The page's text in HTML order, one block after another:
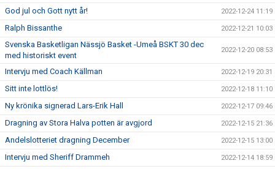
God jul och Gott nytt år! 2022-12-24 11:19
Ralph Bissanthe 2022-12-21 10:03
Svenska Basketligan Nässjö Basket -Umeå BSKT 30 dec
med historiskt event
2022-12-20 08:53
Intervju med Coach Källman 2022-12-19 20:31
Sitt inte lottlös! 2022-12-18 11:10
Ny krönika signerad Lars-Erik Hall 2022-12-17 09:46
Dragning av Stora Halva potten är avgjord 2022-12-15 21:36
Andelslotteriet dragning December 2022-12-15 13:00
Intervju med Sheriff Drammeh 2022-12-14 18:59